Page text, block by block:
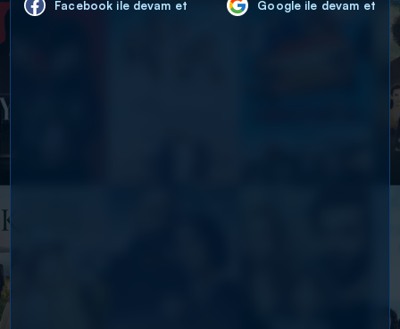
Facebook ile devam et Google ile devam et